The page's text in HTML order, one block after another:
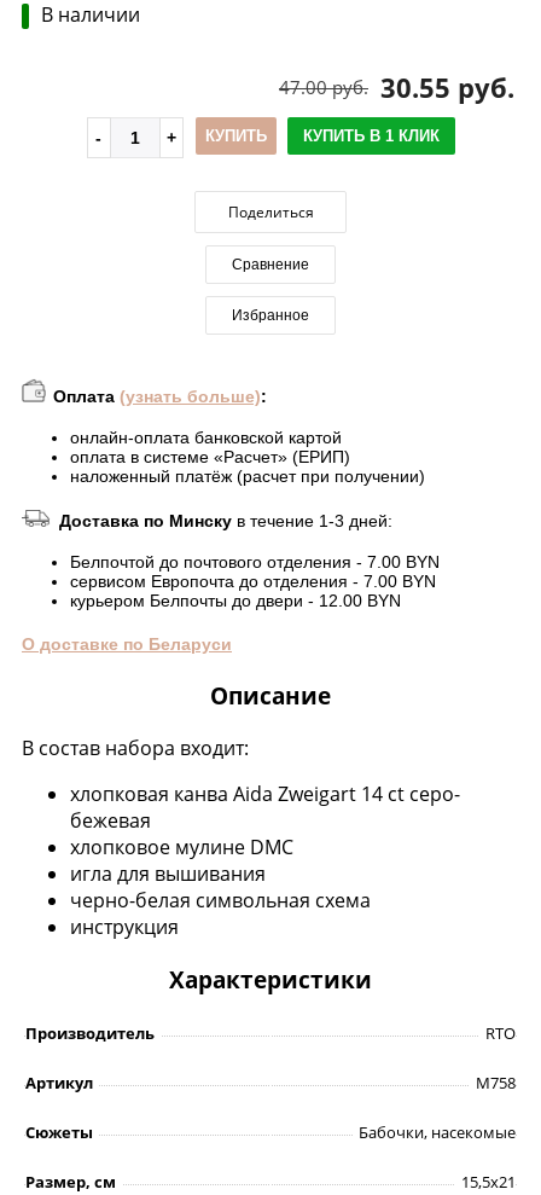
В наличии
30.55 руб.
47.00 руб.
КУПИТЬ КУПИТЬ В 1 КЛИК
Поделиться
Сравнение
Избранное
Оплата (узнать больше):
онлайн-оплата банковской картой
оплата в системе «Расчет» (ЕРИП)
наложенный платёж (расчет при получении)
Доставка по Минску в течение 1-3 дней:
Белпочтой до почтового отделения - 7.00 BYN
сервисом Европочта до отделения - 7.00 BYN
курьером Белпочты до двери - 12.00 BYN
О доставке по Беларуси
Описание
В состав набора входит:
хлопковая канва Aida Zweigart 14 ct серо-
бежевая
хлопковое мулине DMC
игла для вышивания
черно-белая символьная схема
инструкция
Характеристики
Производитель RTO
Артикул M758
Сюжеты Бабочки, насекомые
Размер, см 15,5х21